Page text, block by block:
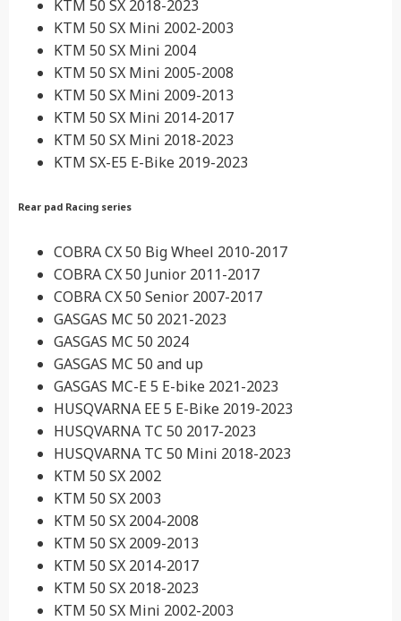
KTM 50 SX 2018-2023
KTM 50 SX Mini 2002-2003
KTM 50 SX Mini 2004
KTM 50 SX Mini 2005-2008
KTM 50 SX Mini 2009-2013
KTM 50 SX Mini 2014-2017
KTM 50 SX Mini 2018-2023
KTM SX-E5 E-Bike 2019-2023
Rear pad Racing series
COBRA CX 50 Big Wheel 2010-2017
COBRA CX 50 Junior 2011-2017
COBRA CX 50 Senior 2007-2017
GASGAS MC 50 2021-2023
GASGAS MC 50 2024
GASGAS MC 50 and up
GASGAS MC-E 5 E-bike 2021-2023
HUSQVARNA EE 5 E-Bike 2019-2023
HUSQVARNA TC 50 2017-2023
HUSQVARNA TC 50 Mini 2018-2023
KTM 50 SX 2002
KTM 50 SX 2003
KTM 50 SX 2004-2008
KTM 50 SX 2009-2013
KTM 50 SX 2014-2017
KTM 50 SX 2018-2023
KTM 50 SX Mini 2002-2003